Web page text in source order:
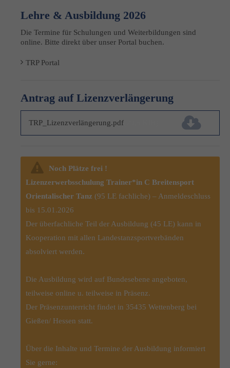
Lehre & Ausbildung 2026
Die Termine für Schulungen und Weiterbildungen sind
online. Bitte direkt über unser Portal buchen.
TRP Portal
Antrag auf Lizenzverlängerung
TRP_Lizenzverlängerung.pdf
Noch Plätze frei !
Lizenzerwerbsschulung Trainer*in C Breitensport
Orientalischer Tanz (95 LE fachliche) – Anmeldeschluss
bis 15.01.2026
Der überfachliche Teil der Ausbildung (45 LE) kann in
Kooperation mit allen Landestanzsportverbänden
absolviert werden.
Die Ausbildung wird auf Bundesebene angeboten,
teilweise online u. teilweise in Präsenz.
Der Präsenzunterricht findet in 35435 Wettenberg bei
Gießen/ Hessen statt.
Über die Inhalte und Termine der Ausbildung informiert
Sie gerne: